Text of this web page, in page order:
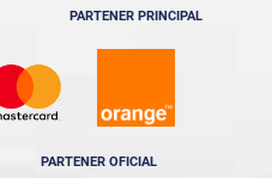
PARTENER PRINCIPAL
PARTENER OFICIAL